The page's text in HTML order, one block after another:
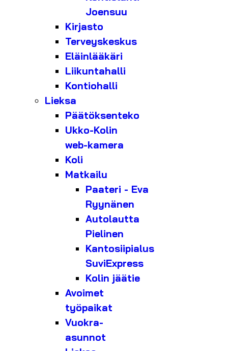
Joensuu
Kirjasto
Terveyskeskus
Eläinlääkäri
Liikuntahalli
Kontiohalli
Lieksa
Päätöksenteko
Ukko-Kolin
web-kamera
Koli
Matkailu
Paateri - Eva
Ryynänen
Autolautta
Pielinen
Kantosiipialus
SuviExpress
Kolin jäätie
Avoimet
työpaikat
Vuokra-
asunnot